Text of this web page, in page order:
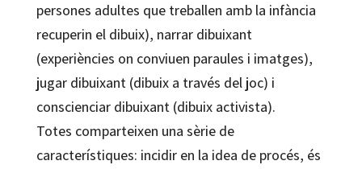
persones adultes que treballen amb la infància
recuperin el dibuix), narrar dibuixant
(experiències on conviuen paraules i imatges),
jugar dibuixant (dibuix a través del joc) i
conscienciar dibuixant (dibuix activista).
Totes comparteixen una sèrie de
característiques: incidir en la idea de procés, és